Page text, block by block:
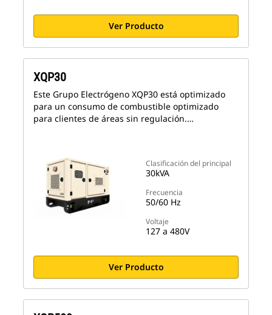
Ver Producto
Clasificación del principal
30kVA
Frecuencia
50/60 Hz
Voltaje
127 a 480V
XQP30
Este Grupo Electrógeno XQP30 está optimizado
para un consumo de combustible optimizado
para clientes de áreas sin regulación.…
Ver Producto